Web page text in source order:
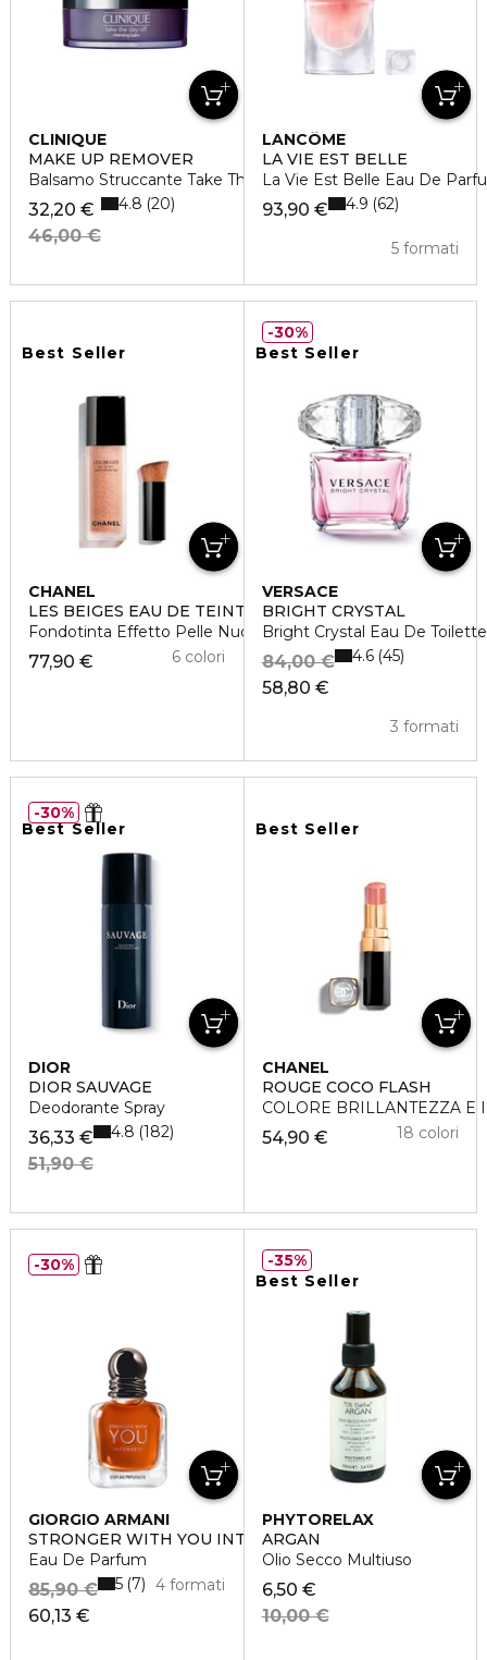
CLINIQUE
MAKE UP REMOVER
Balsamo Struccante Take The Day Off
32,20 €
46,00 €
4.8 20
LANCÔME
LA VIE EST BELLE
La Vie Est Belle Eau De
93,90 €
5 formati
4.9 62
Best Seller
CHANEL
LES BEIGES EAU DE TEINT
Fondotinta Effetto Pelle Nuda
77,90 € 6 colori
Best Seller
VERSACE
BRIGHT CRYSTAL
Bright Crystal Eau De
58,80 €
84,00 €
3 formati
4.6 45
30%
Best Seller
DIOR
DIOR SAUVAGE
Deodorante Spray
36,33 €
51,90 €
4.8 182
30%
Best Seller
CHANEL
ROUGE COCO FLASH
COLORE BRILLANTEZZA E
54,90 € 18 colori
GIORGIO ARMANI
STRONGER WITH YOU INTENSELY
Eau De Parfum
60,13 €
85,90 € 4 formati
5 7
30%
Best Seller
PHYTORELAX
ARGAN
Olio Secco Multiuso
6,50 €
10,00 €
35%